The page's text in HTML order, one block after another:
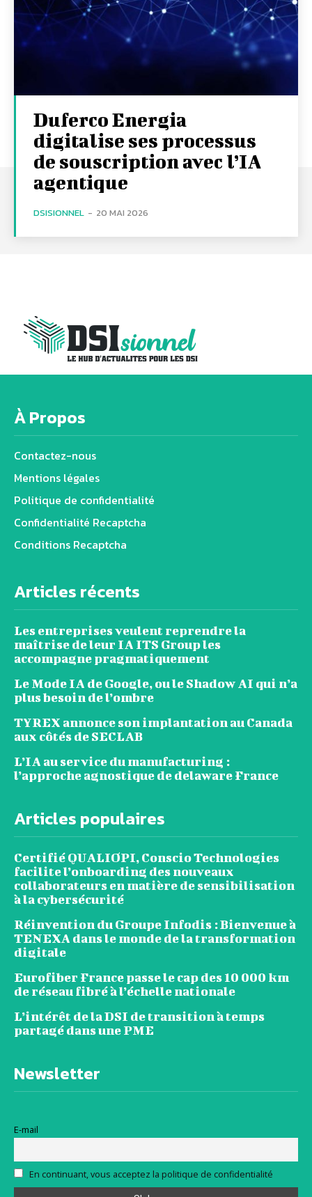
Duferco Energia
digitalise ses processus
de souscription avec l’IA
agentique
DSISIONNEL - 20 MAI 2026
À Propos
Contactez-nous
Mentions légales
Politique de confidentialité
Confidentialité Recaptcha
Conditions Recaptcha
Articles récents
Les entreprises veulent reprendre la
maîtrise de leur IA ITS Group les
accompagne pragmatiquement
Le Mode IA de Google, ou le Shadow AI qui n’a
plus besoin de l’ombre
TYREX annonce son implantation au Canada
aux côtés de SECLAB
L’IA au service du manufacturing :
l’approche agnostique de delaware France
Articles populaires
Certifié QUALIOPI, Conscio Technologies
facilite l’onboarding des nouveaux
collaborateurs en matière de sensibilisation
à la cybersécurité
Réinvention du Groupe Infodis : Bienvenue à
TENEXA dans le monde de la transformation
digitale
Eurofiber France passe le cap des 10 000 km
de réseau fibré à l’échelle nationale
L’intérêt de la DSI de transition à temps
partagé dans une PME
Newsletter
E-mail
En continuant, vous acceptez la politique de confidentialité